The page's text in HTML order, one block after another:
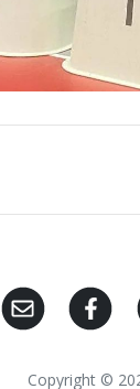
Copyright ©